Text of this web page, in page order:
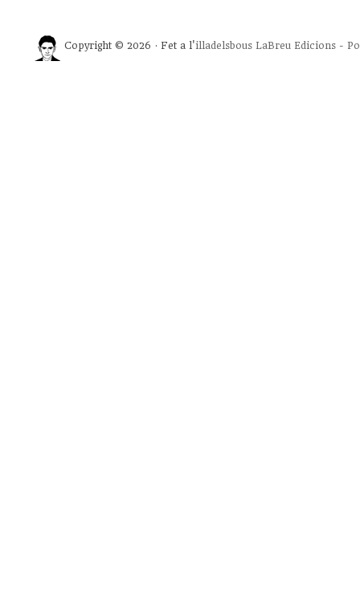
Copyright © 2026 · Fet a l'illadelsbous LaBreu Edicions -